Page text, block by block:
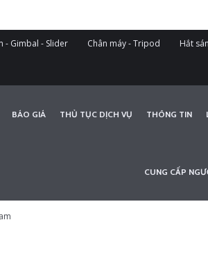
- Gimbal - Slider Chân máy - Tripod Hắt
BÁO GIÁ THỦ TỤC DỊCH VỤ THÔNG TIN
CUNG CẤP